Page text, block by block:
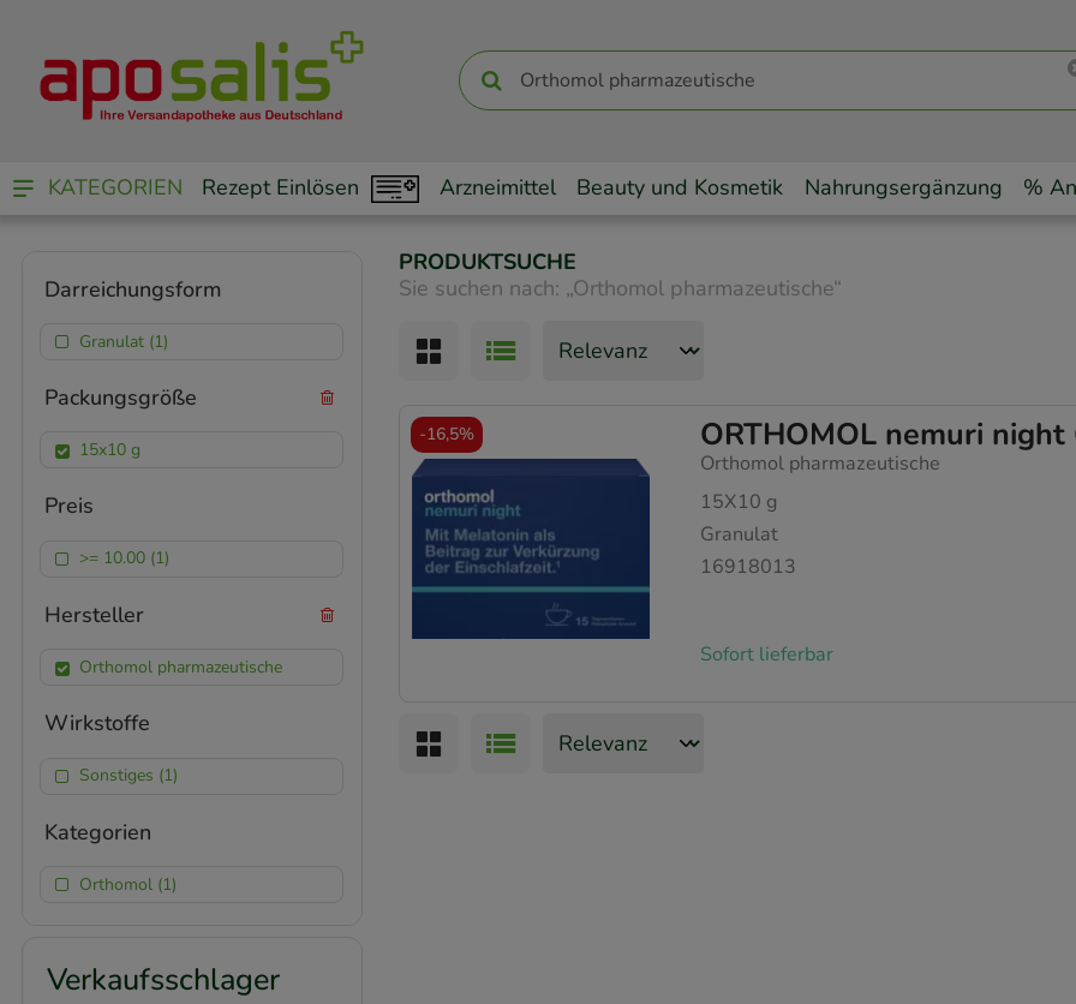
KATEGORIEN Rezept Einlösen Arzneimittel Beauty und Kosmetik Nahrungsergänzung %
PRODUKTSUCHE
Sie suchen nach: „Orthomol pharmazeutische“
ORTHOMOL nemuri
Orthomol pharmazeutische
15X10 g
Granulat
16918013
Sofort lieferbar
-16,5%
Darreichungsform
Granulat (1)
Packungsgröße
15x10 g
Preis
>= 10.00 (1)
Hersteller
Orthomol pharmazeutische
Wirkstoffe
Sonstiges (1)
Kategorien
Orthomol (1)
Verkaufsschlager